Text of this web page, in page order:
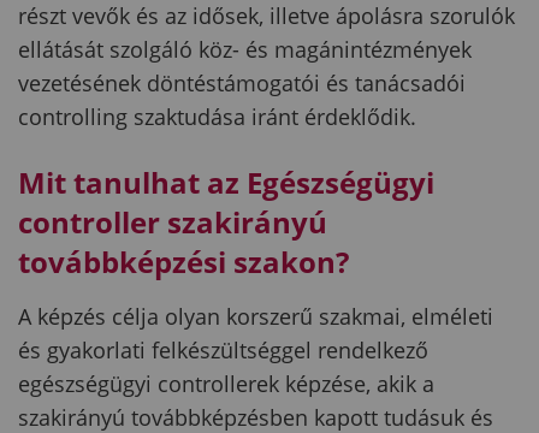
részt vevők és az idősek, illetve ápolásra szorulók
ellátását szolgáló köz- és magánintézmények
vezetésének döntéstámogatói és tanácsadói
controlling szaktudása iránt érdeklődik.
Mit tanulhat az Egészségügyi
controller szakirányú
továbbképzési szakon?
A képzés célja olyan korszerű szakmai, elméleti
és gyakorlati felkészültséggel rendelkező
egészségügyi controllerek képzése, akik a
szakirányú továbbképzésben kapott tudásuk és